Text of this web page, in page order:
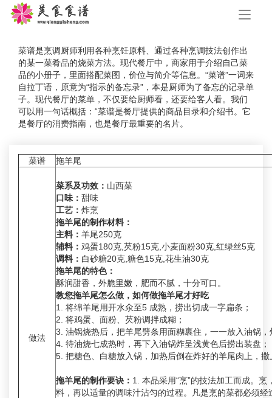
手
菜谱是烹调厨师利用各种烹饪原料、通过各种烹调技法创作出
的某一菜肴品的烧菜方法。现代餐厅中，商家用于介绍自己菜
品的小册子，里面搭配菜图，价位与简介等信息。“菜谱”一词来
自拉丁语，原意为“指示的备忘录”，本是厨师为了备忘的记录单
子。现代餐厅的菜单，不仅要给厨师看，还要给客人看。我们
可以用一句话概括：“菜谱是餐厅提供的商品目录和介绍书。它
是餐厅的消费指南，也是餐厅最重要的名片。
菜谱 拖羊尾
做法
菜系及功效： 山西菜
口味： 甜味
工艺： 炸烹
拖羊尾的制作材料：
主料： 羊尾250克
辅料： 鸡蛋180克,芡粉15克,小麦面粉30克,红绿丝5克
调料： 白砂糖20克,糖色15克,花生油30克
拖羊尾的特色：
酥润甜香，外脆里嫩，肥而不腻，十分可口。
教您拖羊尾怎么做，如何做拖羊尾才好吃
1. 将绵羊尾用开水氽至5 成熟，捞出切成一字扁条；
2. 将鸡蛋、面粉、芡粉调拌成糊；
3. 油锅烧热后，把羊尾劈条用面糊裹住，一一放入油锅
4. 待油烧七成热时，再下入油锅炸呈浅黄色后捞出装盘；
5. 把糖色、白糖放入锅，加热后倒在炸好的羊尾肉上，
拖羊尾的制作要诀： 1. 本品采用“烹”的技法加工而成。烹
料，再以适量的调味汁沾匀的过程。凡是烹的菜都必须经